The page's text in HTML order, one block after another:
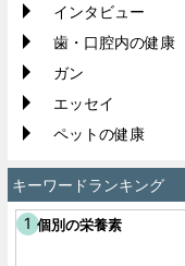
インタビュー
歯・口腔内の健康
ガン
エッセイ
ペットの健康
キーワードランキング
個別の栄養素